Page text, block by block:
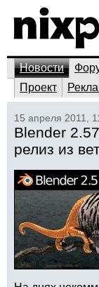
Новости
Проект
15 апреля 2011,
Blender
релиз из